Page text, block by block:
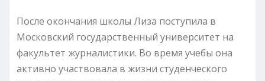
После окончания школы Лиза поступила в
Московский государственный университет на
факультет журналистики. Во время учебы она
активно участвовала в жизни студенческого